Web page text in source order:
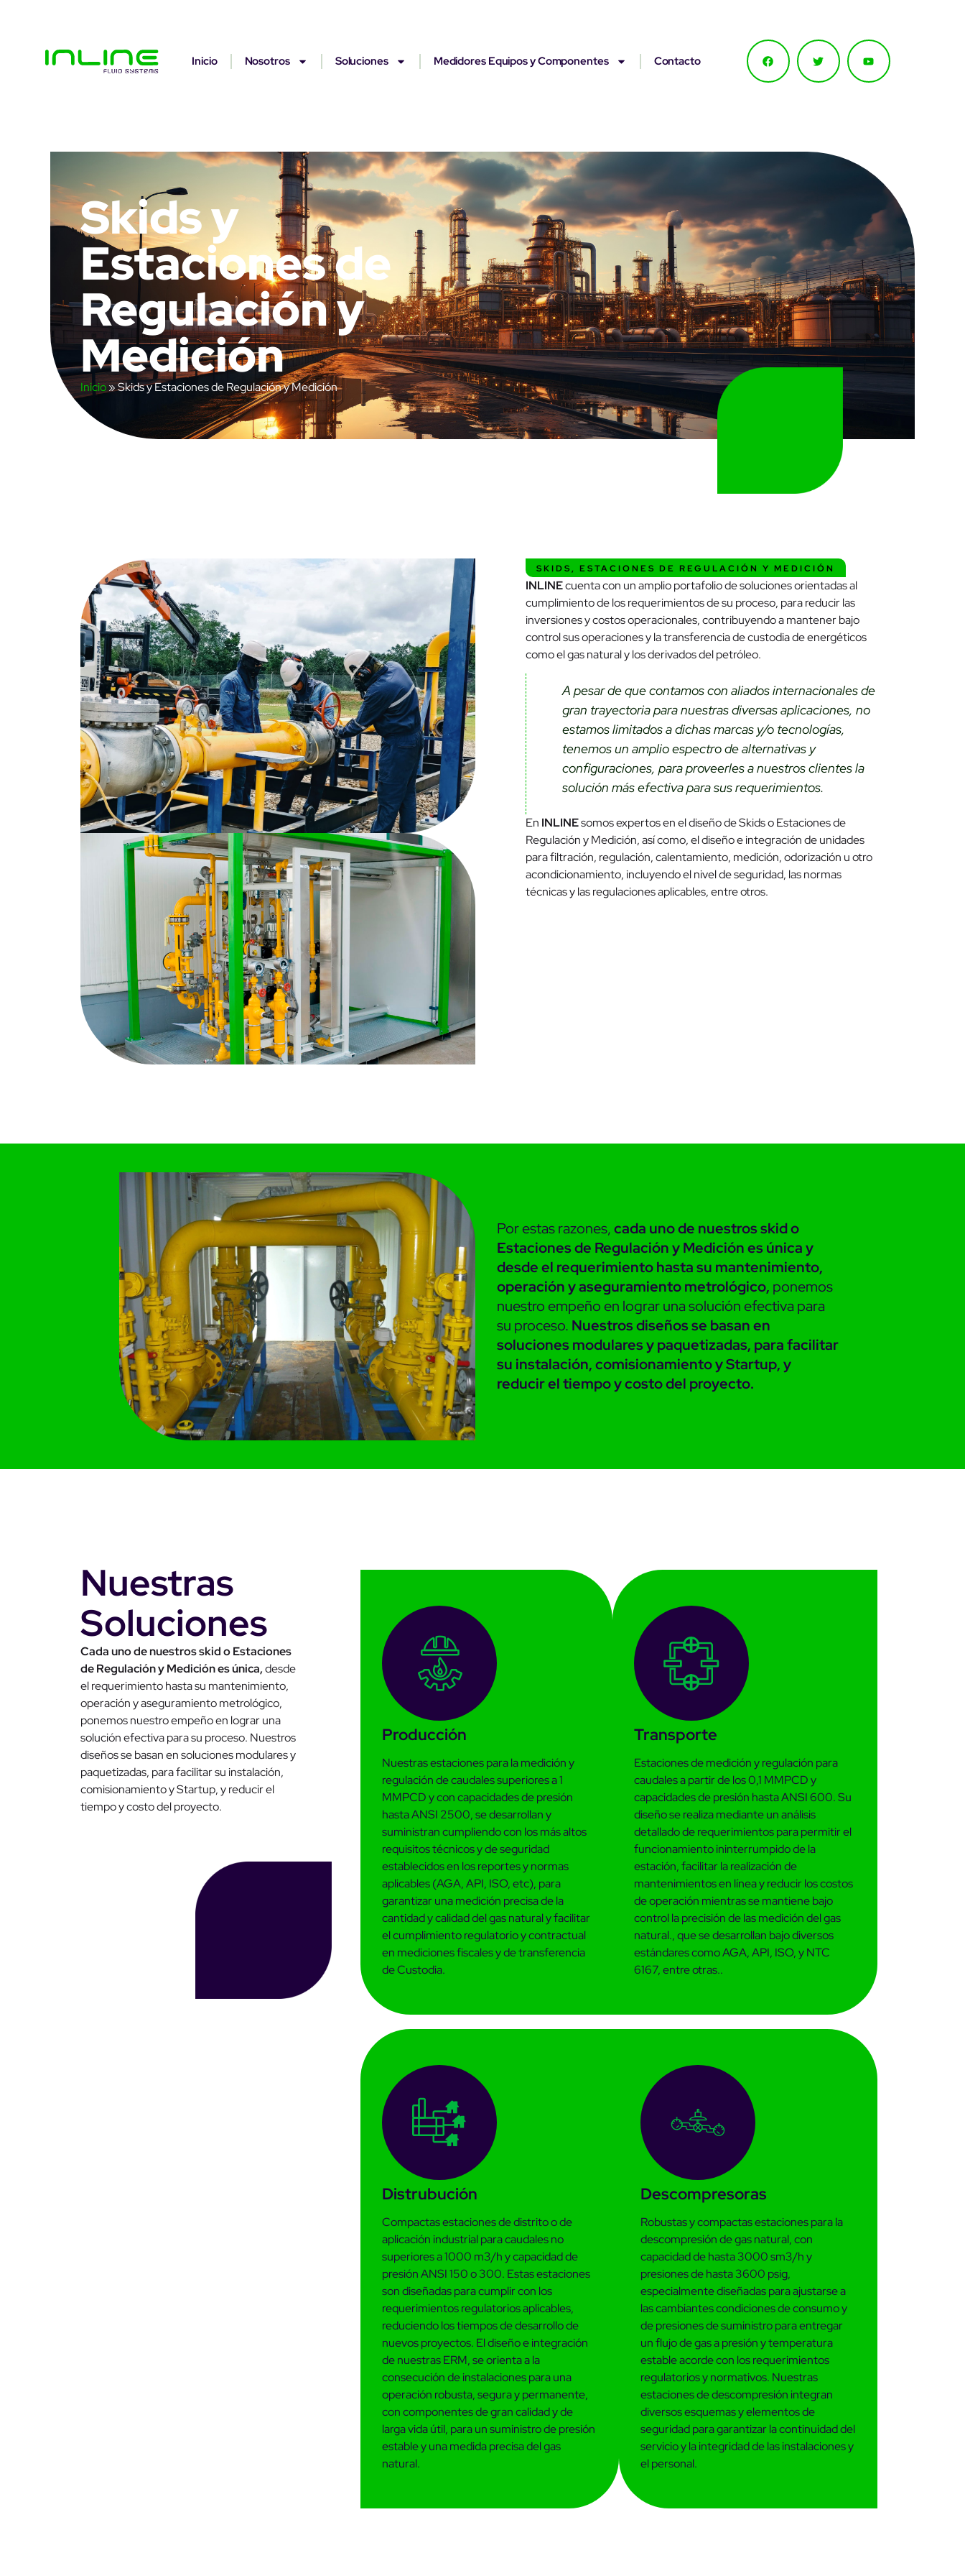
Inicio Nosotros Soluciones Medidores Equipos y Componentes Contacto
Skids y
Estaciones de
Regulación y
Medición
Inicio»Skids y Estaciones de Regulación y Medición
SKIDS, ESTACIONES DE REGULACIÓN Y MEDICIÓN
INLINEcuenta con un amplio portafolio de soluciones orientadas al
cumplimiento de los requerimientos de su proceso, para reducir las
inversiones y costos operacionales, contribuyendo a mantener bajo
control sus operaciones y la transferencia de custodia de energéticos
como el gas natural y los derivados del petróleo.
A pesar de que contamos con aliados internacionales de
gran trayectoria para nuestras diversas aplicaciones, no
estamos limitados a dichas marcas y/o tecnologías,
tenemos un amplio espectro de alternativas y
configuraciones, para proveerles a nuestros clientes la
solución más efectiva para sus requerimientos.
En INLINEsomos expertos en el diseño de Skids o Estaciones de
Regulación y Medición, así como, el diseño e integración de unidades
para filtración, regulación, calentamiento, medición, odorización u otro
acondicionamiento, incluyendo el nivel de seguridad, las normas
técnicas y las regulaciones aplicables, entre otros.
Por estas razones,cada uno de nuestros skid o
Estaciones de Regulación y Medición es única y
desde el requerimiento hasta su mantenimiento,
operación y aseguramiento metrológico, ponemos
nuestro empeño en lograr una solución efectiva para
su proceso. Nuestros diseños se basan en
soluciones modulares y paquetizadas, para facilitar
su instalación, comisionamiento y Startup, y
reducir el tiempo y costo del proyecto.
Nuestras
Soluciones
Cada uno de nuestros skid o Estaciones
de Regulación y Medición es única,desde
el requerimiento hasta su mantenimiento,
operación y aseguramiento metrológico,
ponemos nuestro empeño en lograr una
solución efectiva para su proceso. Nuestros
diseños se basan en soluciones modulares y
paquetizadas, para facilitar su instalación,
comisionamiento y Startup, y reducir el
tiempo y costo del proyecto.
Producción
Nuestras estaciones para la medición y
regulación de caudales superiores a 1
MMPCD y con capacidades de presión
hasta ANSI 2500, se desarrollan y
suministran cumpliendo con los más altos
requisitos técnicos y de seguridad
establecidos en los reportes y normas
aplicables (AGA, API, ISO, etc), para
garantizar una medición precisa de la
cantidad y calidad del gas natural y facilitar
el cumplimiento regulatorio y contractual
en mediciones fiscales y de transferencia
de Custodia.
Medidores, equipos y
Componentes
Equipos de Prueba y Cali
Transporte
Estaciones de medición y regulación para
caudales a partir de los 0,1 MMPCD y
capacidades de presión hasta ANSI 600. Su
diseño se realiza mediante un análisis
detallado de requerimientos para permitir el
funcionamiento ininterrumpido de la
estación, facilitar la realización de
mantenimientos en línea y reducir los costos
de operación mientras se mantiene bajo
control la precisión de las medición del gas
natural., que se desarrollan bajo diversos
estándares como AGA, API, ISO, y NTC
6167, entre otras..
Distrubución
Compactas estaciones de distrito o de
aplicación industrial para caudales no
superiores a 1000 m3/h y capacidad de
presión ANSI 150 o 300. Estas estaciones
son diseñadas para cumplir con los
requerimientos regulatorios aplicables,
reduciendo los tiempos de desarrollo de
nuevos proyectos. El diseño e integración
de nuestras ERM, se orienta a la
consecución de instalaciones para una
operación robusta, segura y permanente,
con componentes de gran calidad y de
larga vida útil, para un suministro de presión
estable y una medida precisa del gas
natural.
Descompresoras
Robustas y compactas estaciones para la
descompresión de gas natural, con
capacidad de hasta 3000 sm3/h y
presiones de hasta 3600 psig,
especialmente diseñadas para ajustarse a
las cambiantes condiciones de consumo y
de presiones de suministro para entregar
un flujo de gas a presión y temperatura
estable acorde con los requerimientos
regulatorios y normativos. Nuestras
estaciones de descompresión integran
diversos esquemas y elementos de
seguridad para garantizar la continuidad del
servicio y la integridad de las instalaciones y
el personal.